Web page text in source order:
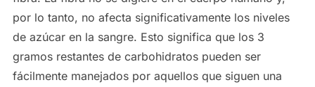
por lo tanto, no afecta significativamente los niveles
de azúcar en la sangre. Esto significa que los 3
gramos restantes de carbohidratos pueden ser
fácilmente manejados por aquellos que siguen una